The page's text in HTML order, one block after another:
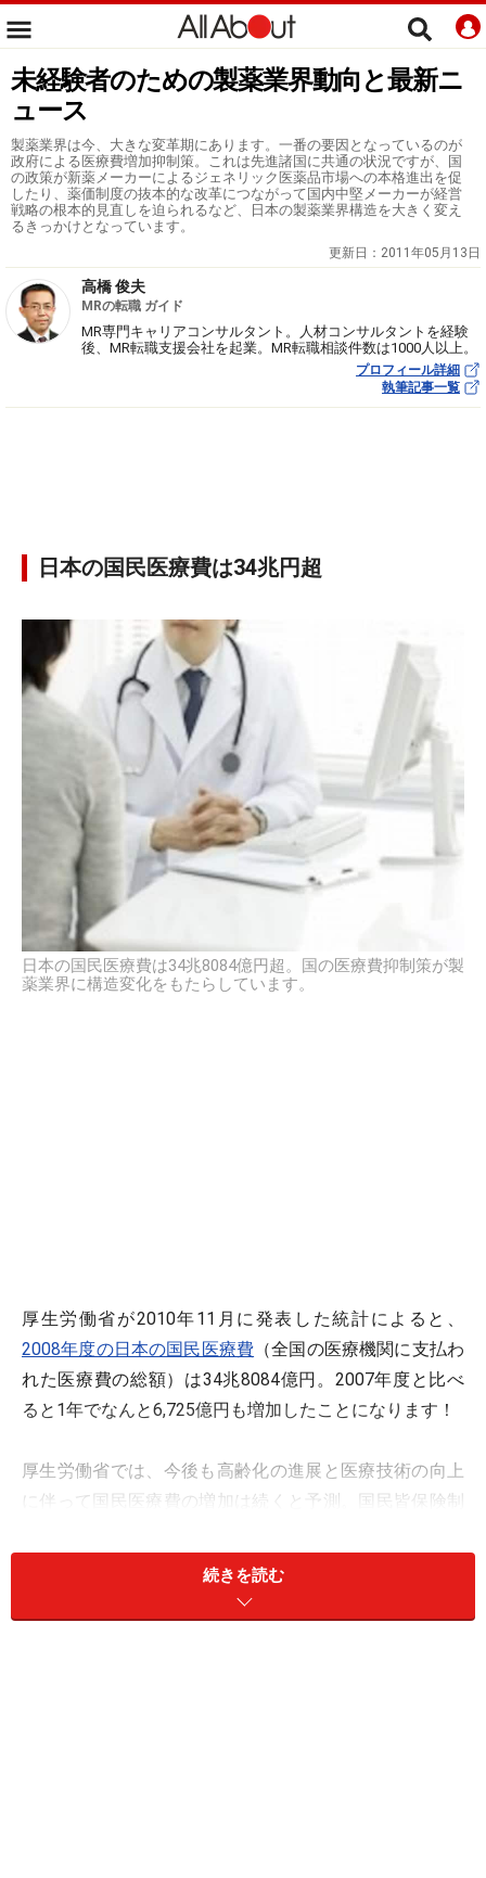
未経験者のための製薬業界動向と最新ニ
ュース
製薬業界は今、大きな変革期にあります。一番の要因となっているのが
政府による医療費増加抑制策。これは先進諸国に共通の状況ですが、国
の政策が新薬メーカーによるジェネリック医薬品市場への本格進出を促
したり、薬価制度の抜本的な改革につながって国内中堅メーカーが経営
戦略の根本的見直しを迫られるなど、日本の製薬業界構造を大きく変え
るきっかけとなっています。
更新日： 2011年05月13日
高橋 俊夫
MRの転職 ガイド
MR専門キャリアコンサルタント。人材コンサルタントを経験
後、MR転職支援会社を起業。MR転職相談件数は1000人以上。
プロフィール詳細
執筆記事一覧
日本の国民医療費は34兆円超
日本の国民医療費は34兆8084億円超。国の医療費抑制策が製
薬業界に構造変化をもたらしています。
厚生労働省が2010年11月に発表した統計によると、
2008年度の日本の国民医療費 （全国の医療機関に支払わ
れた医療費の総額）は34兆8084億円。2007年度と比べ
ると1年でなんと6,725億円も増加したことになります！
厚生労働省では、今後も高齢化の進展と医療技術の向上
に伴って国民医療費の増加は続くと予測。国民皆保険制
そのため、日本政府はなんとか国民医療費の増加を抑制
続きを読む